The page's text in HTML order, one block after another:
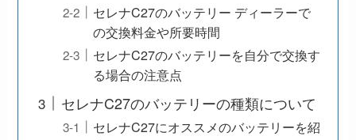
セレナC27のバッテリー ディーラーで
の交換料金や所要時間
セレナC27のバッテリーを自分で交換す
る場合の注意点
セレナC27のバッテリーの種類について
セレナC27にオススメのバッテリーを紹